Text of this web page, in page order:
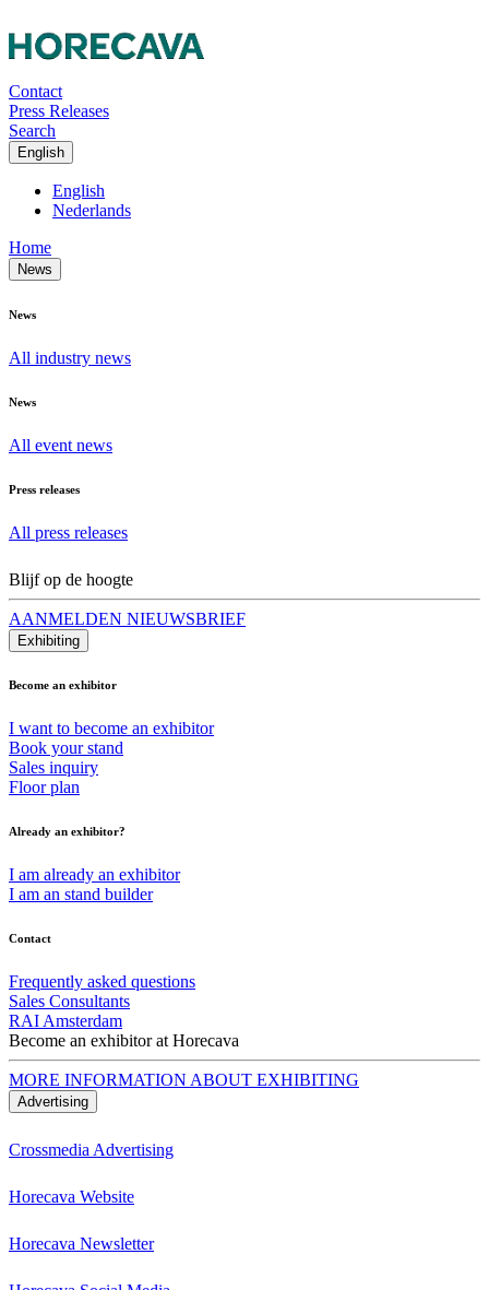
Contact
Press Releases
Search
English
English
Nederlands
Home
News
News
All industry news
News
All event news
Press releases
All press releases
Blijf op de hoogte
AANMELDEN NIEUWSBRIEF
Exhibiting
Become an exhibitor
I want to become an exhibitor
Book your stand
Sales inquiry
Floor plan
Already an exhibitor?
I am already an exhibitor
I am an stand builder
Contact
Frequently asked questions
Sales Consultants
RAI Amsterdam
Become an exhibitor at Horecava
MORE INFORMATION ABOUT EXHIBITING
Advertising
Crossmedia Advertising
Horecava Website
Horecava Newsletter